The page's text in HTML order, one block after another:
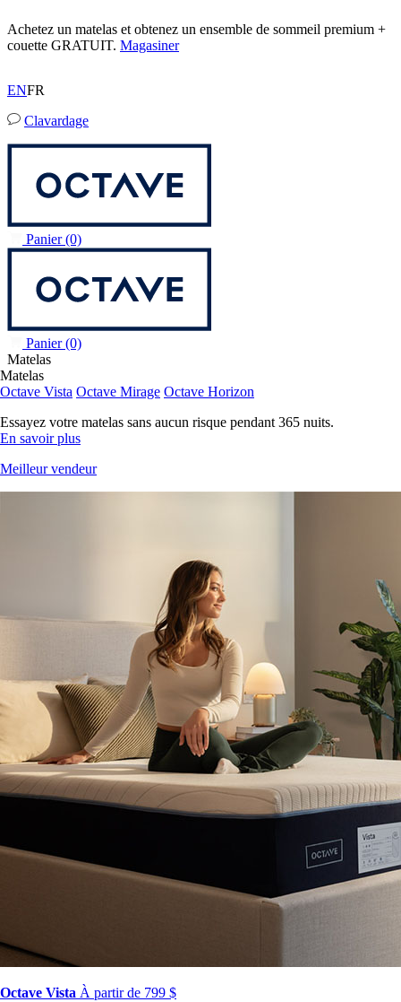
Achetez un matelas et obtenez un ensemble de sommeil premium +
couette GRATUIT. Magasiner
ENFR
Clavardage
Panier (0)
Panier (0)
Matelas
Matelas
Octave Vista Octave Mirage Octave Horizon
Essayez votre matelas sans aucun risque pendant 365 nuits.
En savoir plus
Meilleur vendeur
Octave Vista À partir de 799 $